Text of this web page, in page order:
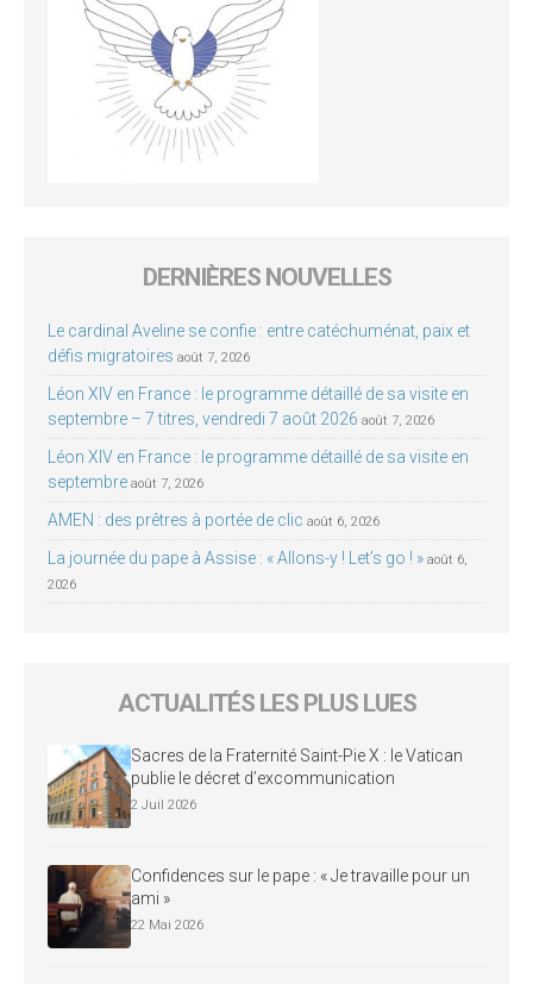
DERNIÈRES NOUVELLES
Le cardinal Aveline se confie : entre catéchuménat, paix et
défis migratoires août 7, 2026
Léon XIV en France : le programme détaillé de sa visite en
septembre – 7 titres, vendredi 7 août 2026 août 7, 2026
Léon XIV en France : le programme détaillé de sa visite en
septembre août 7, 2026
AMEN : des prêtres à portée de clic août 6, 2026
La journée du pape à Assise : « Allons-y ! Let’s go ! » août 6,
2026
ACTUALITÉS LES PLUS LUES
Sacres de la Fraternité Saint-Pie X : le Vatican
publie le décret d’excommunication
2 Juil 2026
Confidences sur le pape : « Je travaille pour un
ami »
22 Mai 2026